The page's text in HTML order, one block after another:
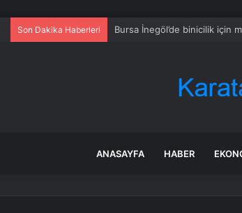
Son Dakika Haberleri Bursa İnegöl’de binicilik için
ANASAYFA HABER